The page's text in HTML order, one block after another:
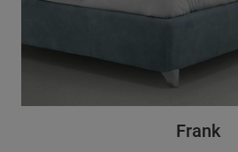
Frank